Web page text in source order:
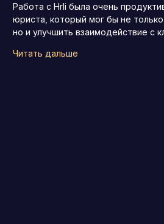
Работа с Hrli была очень
юриста, который мог бы не только
но и улучшить взаимодействие с
Читать дальше